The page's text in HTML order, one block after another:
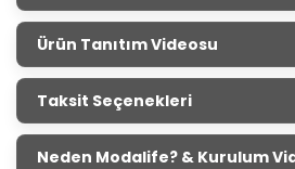
Alvin Yatak
Ürün Ölçüleri Genişlik
5 Kapaklı Gardırop
Şifonyer Şifonyer Aynası
106cm
Komodin
49 cm
Ürün Tanıtım Videosu
Taksit Seçenekleri
Neden Modalife? & Kurulum